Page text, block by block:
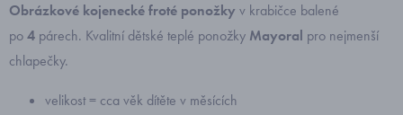
Obrázkové kojenecké froté ponožky v krabičce balené
po4 párech. Kvalitní dětské teplé ponožky Mayoral pro nejmenší
chlapečky.
velikost = cca věk dítěte v měsících